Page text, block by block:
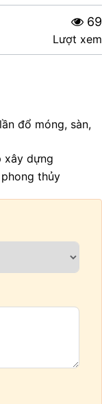
69
Lượt xem
đổ móng, sàn,
xây dựng
thủy